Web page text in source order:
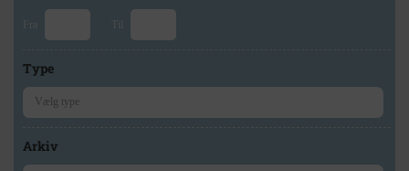
Fra Til
Type
Arkiv